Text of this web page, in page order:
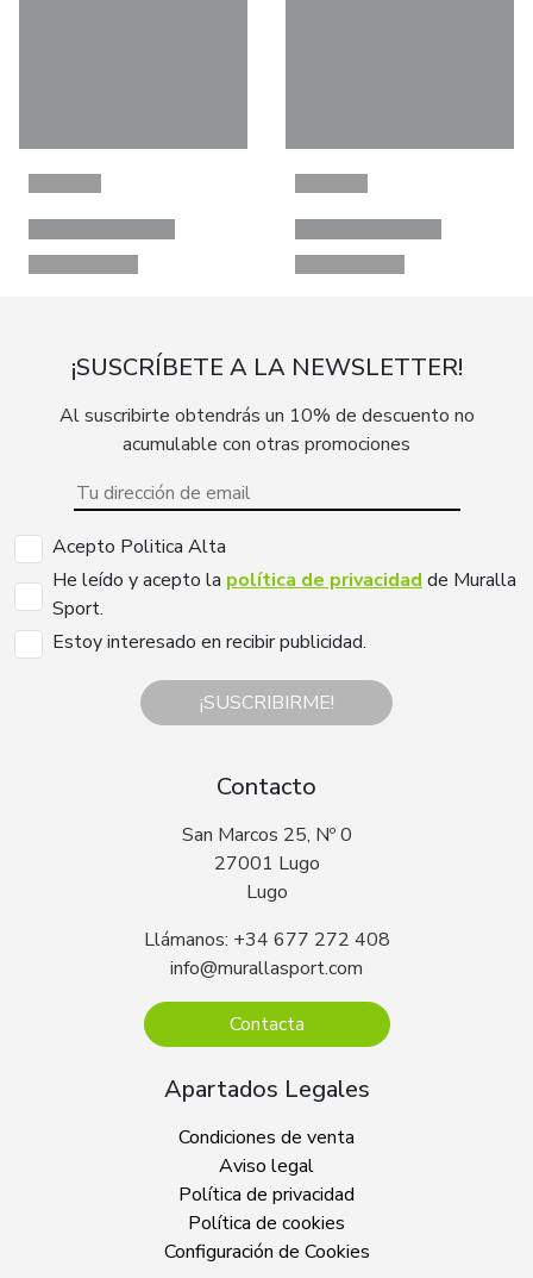
¡SUSCRÍBETE A LA NEWSLETTER!
Al suscribirte obtendrás un 10% de descuento no
acumulable con otras promociones
Acepto Politica Alta
He leído y acepto la política de privacidad de Muralla
Sport.
Estoy interesado en recibir publicidad.
¡SUSCRIBIRME!
Contacto
San Marcos 25, Nº 0
27001 Lugo
Lugo
Llámanos: +34 677 272 408
info@murallasport.com
Contacta
Apartados Legales
Condiciones de venta
Aviso legal
Política de privacidad
Política de cookies
Configuración de Cookies